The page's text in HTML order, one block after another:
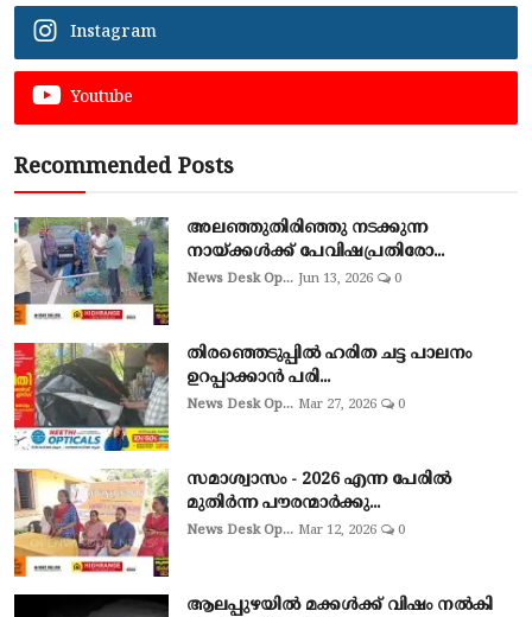
Instagram
Youtube
Recommended Posts
അലഞ്ഞുതിരിഞ്ഞു നടക്കുന്ന
നായ്ക്കൾക്ക് പേവിഷപ്രതിരോ...
News Desk Op... Jun 13, 2026 0
തിരഞ്ഞെടുപ്പില്‍ ഹരിത ചട്ട പാലനം
ഉറപ്പാക്കാന്‍ പരി...
News Desk Op... Mar 27, 2026 0
സമാശ്വാസം - 2026 എന്ന പേരിൽ
മുതിർന്ന പൗരന്മാർക്കു...
News Desk Op... Mar 12, 2026 0
ആലപ്പുഴയില്‍ മക്കള്‍ക്ക് വിഷം നല്‍കി